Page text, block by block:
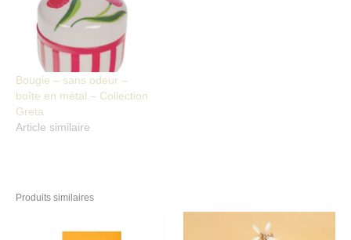
Bougie – sans odeur –
boîte en métal – Collection
Greta
Article similaire
Produits similaires